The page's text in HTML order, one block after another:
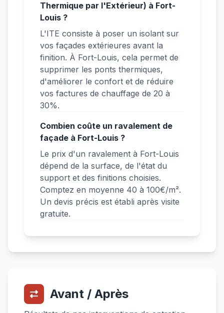
Thermique par l'Extérieur) à Fort-
Louis ?
L'ITE consiste à poser un isolant sur
vos façades extérieures avant la
finition. À Fort-Louis, cela permet de
supprimer les ponts thermiques,
d'améliorer le confort et de réduire
vos factures de chauffage de 20 à
30%.
Combien coûte un ravalement de
façade à Fort-Louis ?
Le prix d'un ravalement à Fort-Louis
dépend de la surface, de l'état du
support et des finitions choisies.
Comptez en moyenne 40 à 100€/m².
Un devis précis est établi après visite
gratuite.
Avant / Après